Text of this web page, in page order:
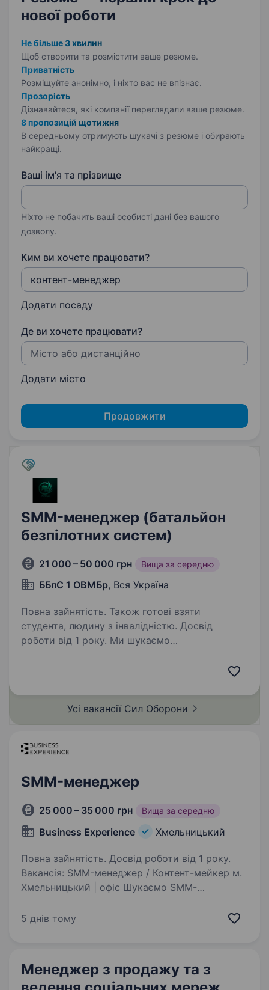
нової роботи
Не більше 3 хвилин
Щоб створити та розмістити ваше резюме.
Приватність
Розміщуйте анонімно, і ніхто вас не впізнає.
Прозорість
Дізнавайтеся, які компанії переглядали ваше резюме.
8 пропозицій щотижня
В середньому отримують шукачі з резюме і обирають
найкращі.
Ваші ім'я та прізвище
Ніхто не побачить ваші особисті дані без вашого
дозволу.
Ким ви хочете працювати?
Додати посаду
Де ви хочете працювати?
Додати місто
Продовжити
SMM-менеджер (батальйон
безпілотних систем)
21 000 – 50 000 грн Вища за середню
ББпС 1 ОВМБр, Вся Україна
Повна зайнятість. Також готові взяти
студента, людину з інвалідністю. Досвід
роботи від 1 року. Ми шукаємо
бригади 18-го армійського корпусу
Оперативного командування «Захід»
Збройних…
Усі вакансії Сил Оборони
SMM-менеджер
25 000 – 35 000 грн Вища за середню
Business Experience Хмельницький
Повна зайнятість. Досвід роботи від 1 року.
Вакансія: SMM-менеджер / Контент-мейкер м.
Хмельницький | офіс Шукаємо SMM-
працювати з двома напрямками: Race
5 днів тому
Менеджер з продажу та з